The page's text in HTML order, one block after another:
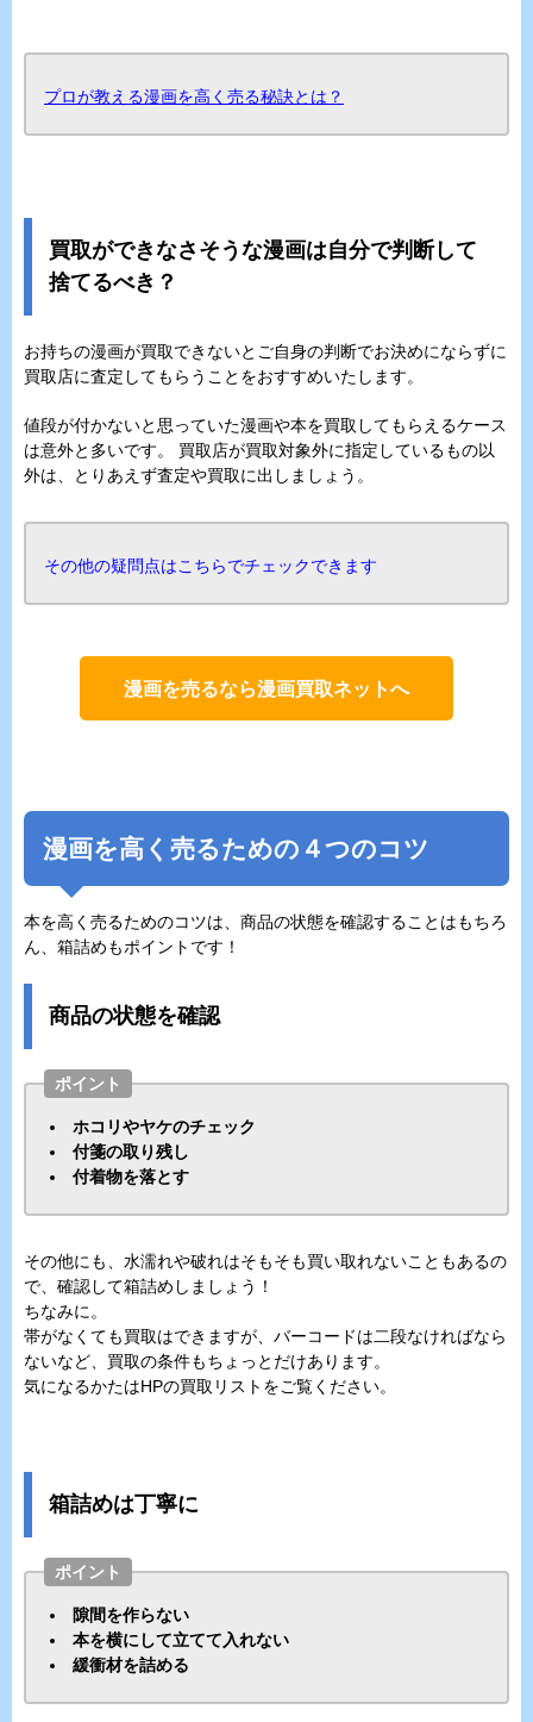
プロが教える漫画を高く売る秘訣とは？
買取ができなさそうな漫画は自分で判断して
捨てるべき？
お持ちの漫画が買取できないとご自身の判断でお決めにならずに
買取店に査定してもらうことをおすすめいたします。
値段が付かないと思っていた漫画や本を買取してもらえるケース
は意外と多いです。 買取店が買取対象外に指定しているもの以
外は、とりあえず査定や買取に出しましょう。
その他の疑問点はこちらでチェックできます
漫画を売るなら漫画買取ネットへ
漫画を高く売るための４つのコツ
本を高く売るためのコツは、商品の状態を確認することはもちろ
ん、箱詰めもポイントです！
商品の状態を確認
ポイント
ホコリやヤケのチェック
付箋の取り残し
付着物を落とす
その他にも、水濡れや破れはそもそも買い取れないこともあるの
で、確認して箱詰めしましょう！
ちなみに。
帯がなくても買取はできますが、バーコードは二段なければなら
ないなど、買取の条件もちょっとだけあります。
気になるかたはHPの買取リストをご覧ください。
箱詰めは丁寧に
ポイント
隙間を作らない
本を横にして立てて入れない
緩衝材を詰める